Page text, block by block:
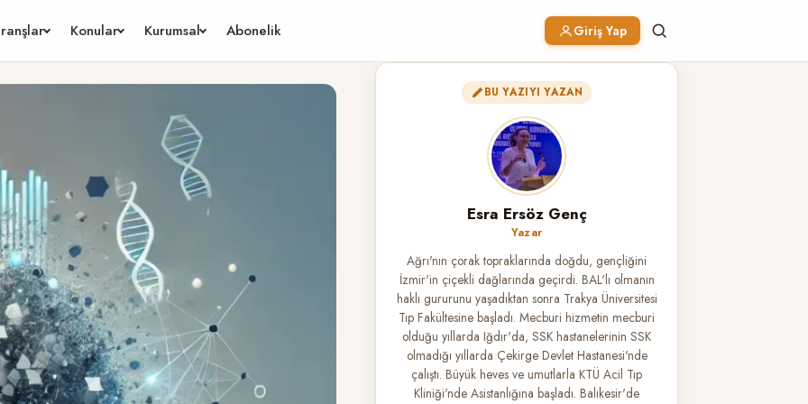
Konular Kurumsal Abonelik Giriş Yap
BU YAZIYI YAZAN
Esra Ersöz Genç
Yazar
Ağrı'nın çorak topraklarında doğdu, gençliğini
İzmir'in çiçekli dağlarında geçirdi. BAL'lı olmanın
haklı gururunu yaşadıktan sonra Trakya Üniversitesi
Tıp Fakültesine başladı. Mecburi hizmetin mecburi
olduğu yıllarda Iğdır'da, SSK hastanelerinin SSK
olmadığı yıllarda Çekirge Devlet Hastanesi'nde
çalıştı. Büyük heves ve umutlarla KTÜ Acil Tıp
Kliniği'nde Asistanlığına başladı. Balıkesir'de